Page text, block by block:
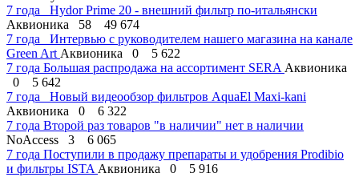
7 года
Hydor Prime 20 - внешний фильтр по-итальянски
Аквионика
58
49 674
7 года
Интервью с руководителем нашего магазина на канале
Green Art Аквионика 0
5 622
7 года Большая распродажа на ассортимент SERA Аквионика
0
5 642
7 года
Новый видеообзор фильтров AquaEl Maxi-kani
Аквионика
0
6 322
7 года Второй раз товаров "в наличии" нет в наличии
NoAccess
3
6 065
7 года Поступили в продажу препараты и удобрения Prodibio
и фильтры ISTA Аквионика 0
5 916